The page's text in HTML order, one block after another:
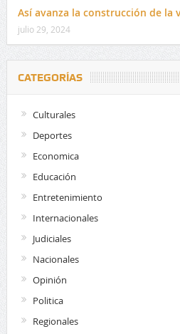
Así avanza la construcción de la
julio 29, 2024
CATEGORÍAS
Culturales
Deportes
Economica
Educación
Entretenimiento
Internacionales
Judiciales
Nacionales
Opinión
Politica
Regionales